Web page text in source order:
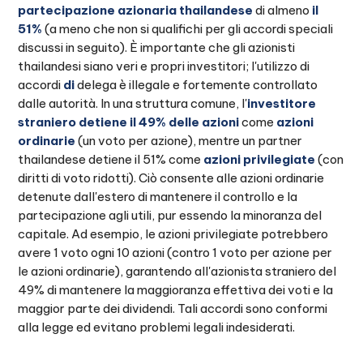
partecipazione azionaria thailandese di almeno il
51% (a meno che non si qualifichi per gli accordi speciali
discussi in seguito). È importante che gli azionisti
thailandesi siano veri e propri investitori; l'utilizzo di
accordi didelega è illegale e fortemente controllato
dalle autorità. In una struttura comune, l'investitore
straniero detiene il 49% delle azionicome azioni
ordinarie (un voto per azione), mentre un partner
thailandese detiene il 51% come azioni privilegiate (con
diritti di voto ridotti). Ciò consente alle azioni ordinarie
detenute dall'estero di mantenere il controllo e la
partecipazione agli utili, pur essendo la minoranza del
capitale. Ad esempio, le azioni privilegiate potrebbero
avere 1 voto ogni 10 azioni (contro 1 voto per azione per
le azioni ordinarie), garantendo all'azionista straniero del
49% di mantenere la maggioranza effettiva dei voti e la
maggior parte dei dividendi. Tali accordi sono conformi
alla legge ed evitano problemi legali indesiderati.